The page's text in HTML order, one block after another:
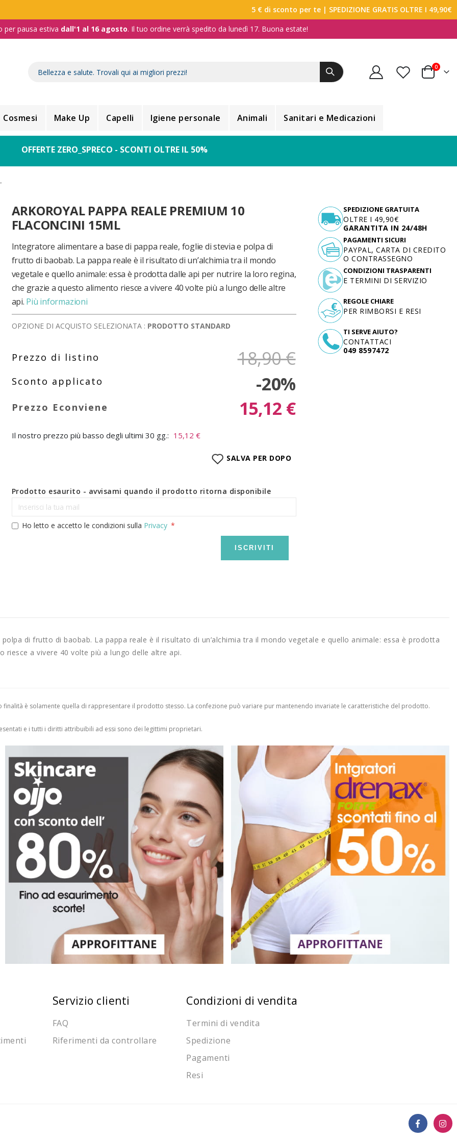
5 € di sconto per te | SPEDIZIONE GRATIS OLTRE I 49,90€
per pausa estiva dall'1 al 16 agosto. Il tuo ordine verrà spedito da lunedì 17. Buona estate!
Carrello
0
Cosmesi Make Up Capelli Igiene personale Animali Sanitari e Medicazioni
OFFERTE ZERO_SPRECO - SCONTI OLTRE IL 50%
ARKOROYAL PAPPA REALE PREMIUM 10
FLACONCINI 15ML
Integratore alimentare a base di pappa reale, foglie di stevia e polpa di
frutto di baobab. La pappa reale è il risultato di un’alchimia tra il mondo
vegetale e quello animale: essa è prodotta dalle api per nutrire la loro regina,
che grazie a questo alimento riesce a vivere 40 volte più a lungo delle altre
api. Più informazioni
OPZIONE DI ACQUISTO SELEZIONATA : PRODOTTO STANDARD
18,90 €
-20%
15,12 €
Il nostro prezzo più basso degli ultimi 30 gg.: 15,12 €
SALVA PER DOPO
Prodotto esaurito - avvisami quando il prodotto ritorna disponibile
Ho letto e accetto le condizioni sulla Privacy
ISCRIVITI
SPEDIZIONE GRATUITA
OLTRE I 49,90€
GARANTITA IN 24/48H
TI SERVE AIUTO?
CONTATTACI
049 8597472
PAGAMENTI SICURI
PAYPAL, CARTA DI CREDITO
O CONTRASSEGNO
CONDIZIONI TRASPARENTI
E TERMINI DI SERVIZIO
REGOLE CHIARE
PER RIMBORSI E RESI
di frutto di baobab. La pappa reale è il risultato di un’alchimia tra il mondo vegetale e quello animale: essa è prodotta
a vivere 40 volte più a lungo delle altre api.
è solamente quella di rappresentare il prodotto stesso. La confezione può variare pur mantenendo invariate le caratteristiche del prodotto.
e i tutti i diritti attribuibili ad essi sono dei legittimi proprietari.
Servizio clienti
FAQ
Riferimenti da controllare
Condizioni di vendita
Termini di vendita
Spedizione
Pagamenti
Resi